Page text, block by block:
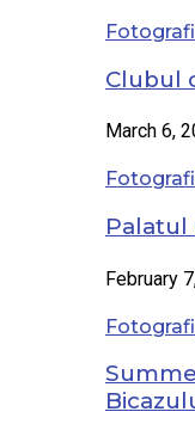
Clubul
March 6,
Palatul
February